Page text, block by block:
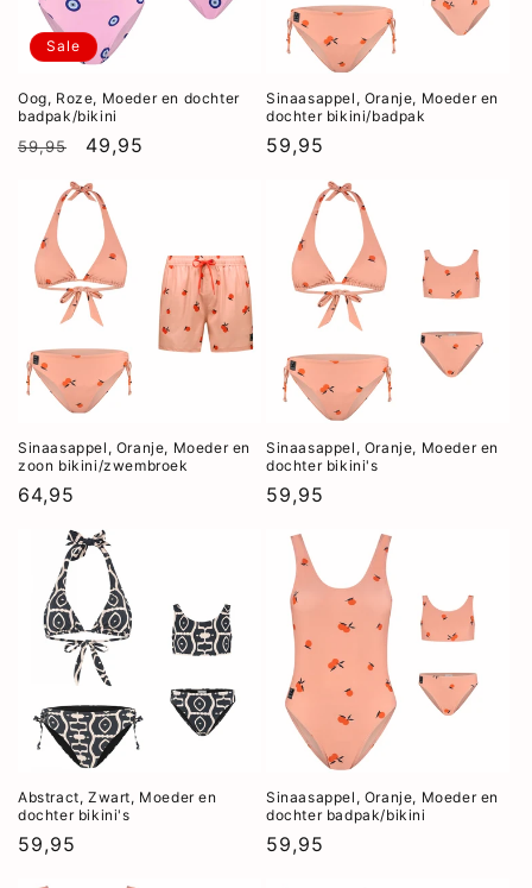
Sale
Oog, Roze, Moeder en dochter
badpak/bikini
Normale
59,95 Aanbiedingsprijs
49,95
Sinaasappel, Oranje, Moeder en
dochter bikini/badpak
Normale
59,95
Sinaasappel, Oranje, Moeder en
zoon bikini/zwembroek
Normale
64,95
Sinaasappel, Oranje, Moeder en
dochter bikini's
Normale
59,95
Abstract, Zwart, Moeder en
dochter bikini's
Normale
59,95
Sinaasappel, Oranje, Moeder en
dochter badpak/bikini
Normale
59,95